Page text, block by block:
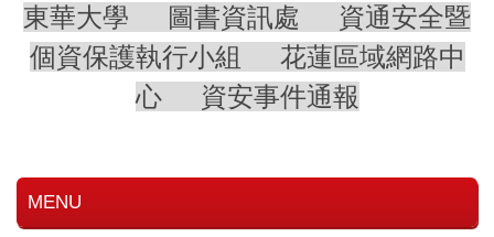
東華大學 圖書資訊處
資通安全暨
個資保護執行小組
花蓮區域網路中
心
資安事件通報
MENU